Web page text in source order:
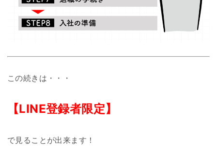
この続きは・・・
【LINE登録者限定】
で見ることが出来ます！